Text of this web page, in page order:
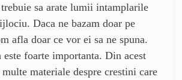
sa arate lumii intamplarile
Daca ne bazam doar pe
afla doar ce vor ei sa ne spuna.
este foarte importanta. Din acest
materiale despre crestini care